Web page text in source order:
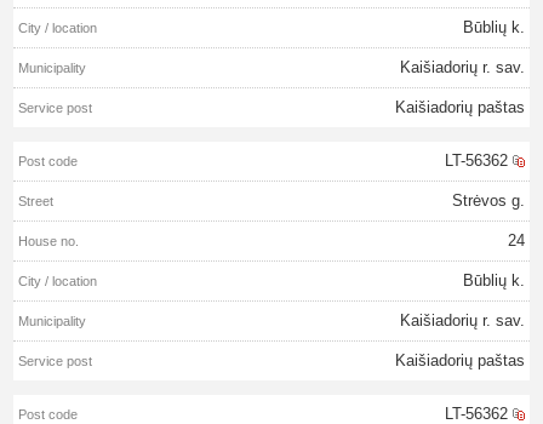
Būblių k.
Kaišiadorių r. sav.
Kaišiadorių paštas
LT-56362
Strėvos g.
24
Būblių k.
Kaišiadorių r. sav.
Kaišiadorių paštas
LT-56362